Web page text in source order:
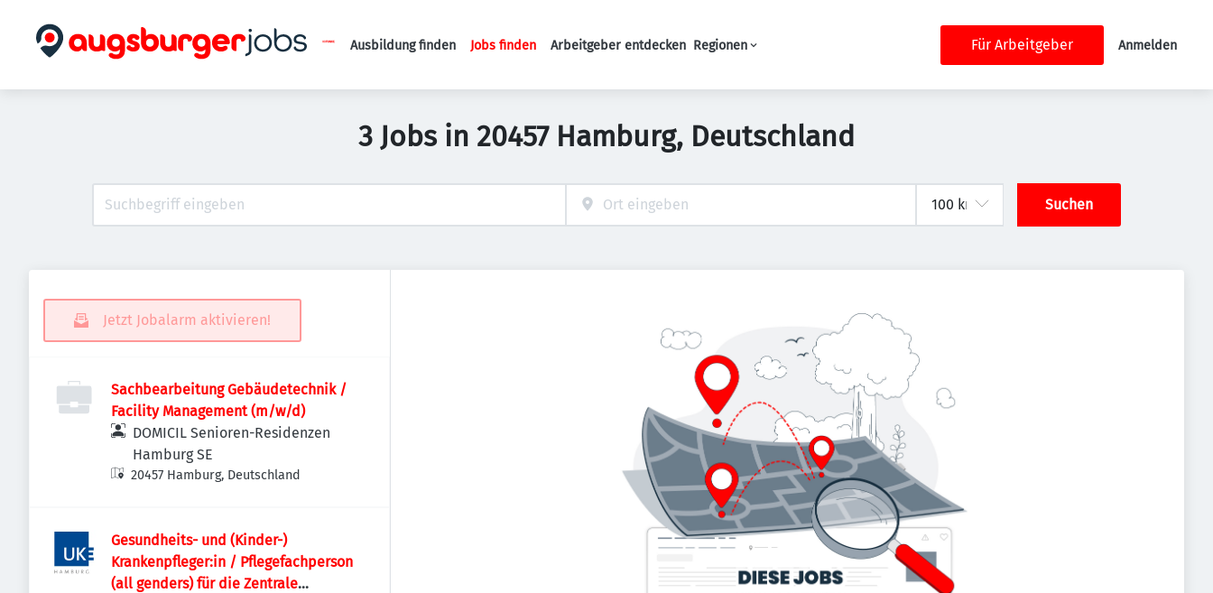
Haupt-Navigation
Ausbildung finden Jobs finden Arbeitgeber entdecken Regionen Für Arbeitgeber Anmelden
3 Jobs in 20457 Hamburg, Deutschland
Suchen
Jetzt Jobalarm aktivieren!
Sachbearbeitung Gebäudetechnik /
Facility Management (m/w/d)
DOMICIL Senioren-Residenzen
Hamburg SE
20457 Hamburg, Deutschland
Gesundheits- und (Kinder-)
Krankenpfleger:in / Pflegefachperson
(all genders) für die Zentrale